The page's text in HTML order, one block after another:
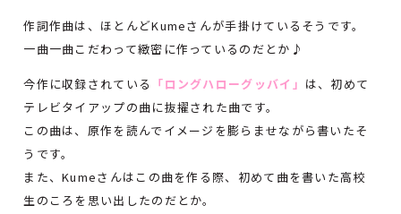
作詞作曲は、ほとんどKumeさんが手掛けているそうです。
一曲一曲こだわって緻密に作っているのだとか♪
今作に収録されている 「ロングハローグッバイ」 は、初めて
テレビタイアップの曲に抜擢された曲です。
この曲は、原作を読んでイメージを膨らませながら書いたそ
うです。
また、Kumeさんはこの曲を作る際、初めて曲を書いた高校
生のころを思い出したのだとか。